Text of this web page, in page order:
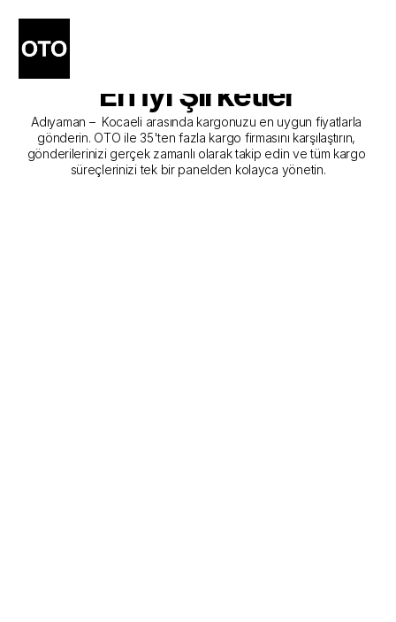
Adıyaman - Kocaeli Kargo
Gönderim Hizmeti Sunan
En İyi Şirketler
Adıyaman –  Kocaeli arasında kargonuzu en uygun fiyatlarla
gönderin. OTO ile 35'ten fazla kargo firmasını karşılaştırın,
gönderilerinizi gerçek zamanlı olarak takip edin ve tüm kargo
süreçlerinizi tek bir panelden kolayca yönetin.